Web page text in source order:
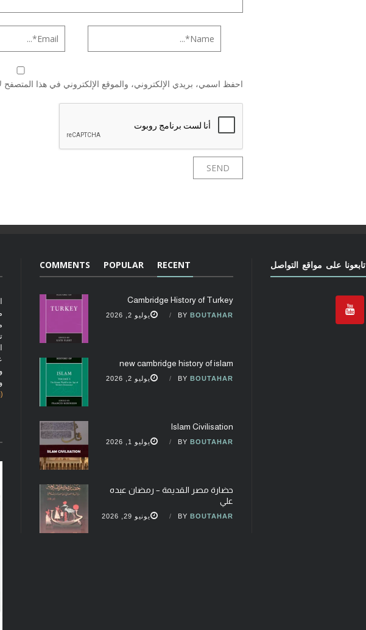
احفظ اسمي، بريدي الإلكتروني، والموقع الإلكتروني في هذا المتصفح
(fobcaf@gmail.com)
RECENT
POPULAR
COMMENTS
Cambridge History of Turkey
BY BOUTAHAR يوليو 2, 2026
new cambridge history of islam
BY BOUTAHAR يوليو 2, 2026
Islam Civilisation
BY BOUTAHAR يوليو 1, 2026
حضارة مصر القديمة – رمضان عبده
علي
BY BOUTAHAR يونيو 29, 2026
تابعونا على مواقع التواصل